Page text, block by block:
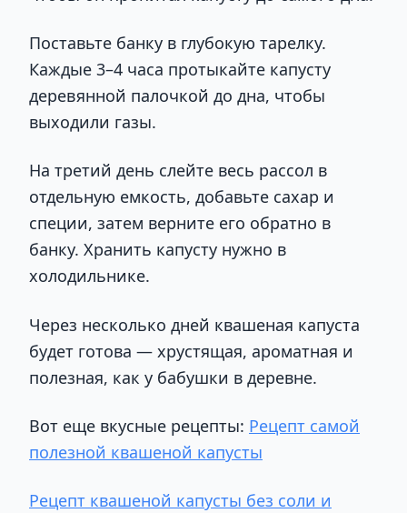
Поставьте банку в глубокую тарелку.
Каждые 3–4 часа протыкайте капусту
деревянной палочкой до дна, чтобы
выходили газы.
На третий день слейте весь рассол в
отдельную емкость, добавьте сахар и
специи, затем верните его обратно в
банку. Хранить капусту нужно в
холодильнике.
Через несколько дней квашеная капуста
будет готова — хрустящая, ароматная и
полезная, как у бабушки в деревне.
Вот еще вкусные рецепты: Рецепт самой
полезной квашеной капусты
Рецепт квашеной капусты без соли и